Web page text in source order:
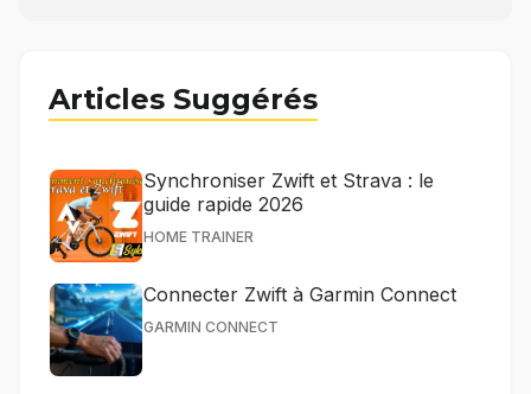
Articles Suggérés
Synchroniser Zwift et Strava : le
guide rapide 2026
HOME TRAINER
Connecter Zwift à Garmin Connect
GARMIN CONNECT